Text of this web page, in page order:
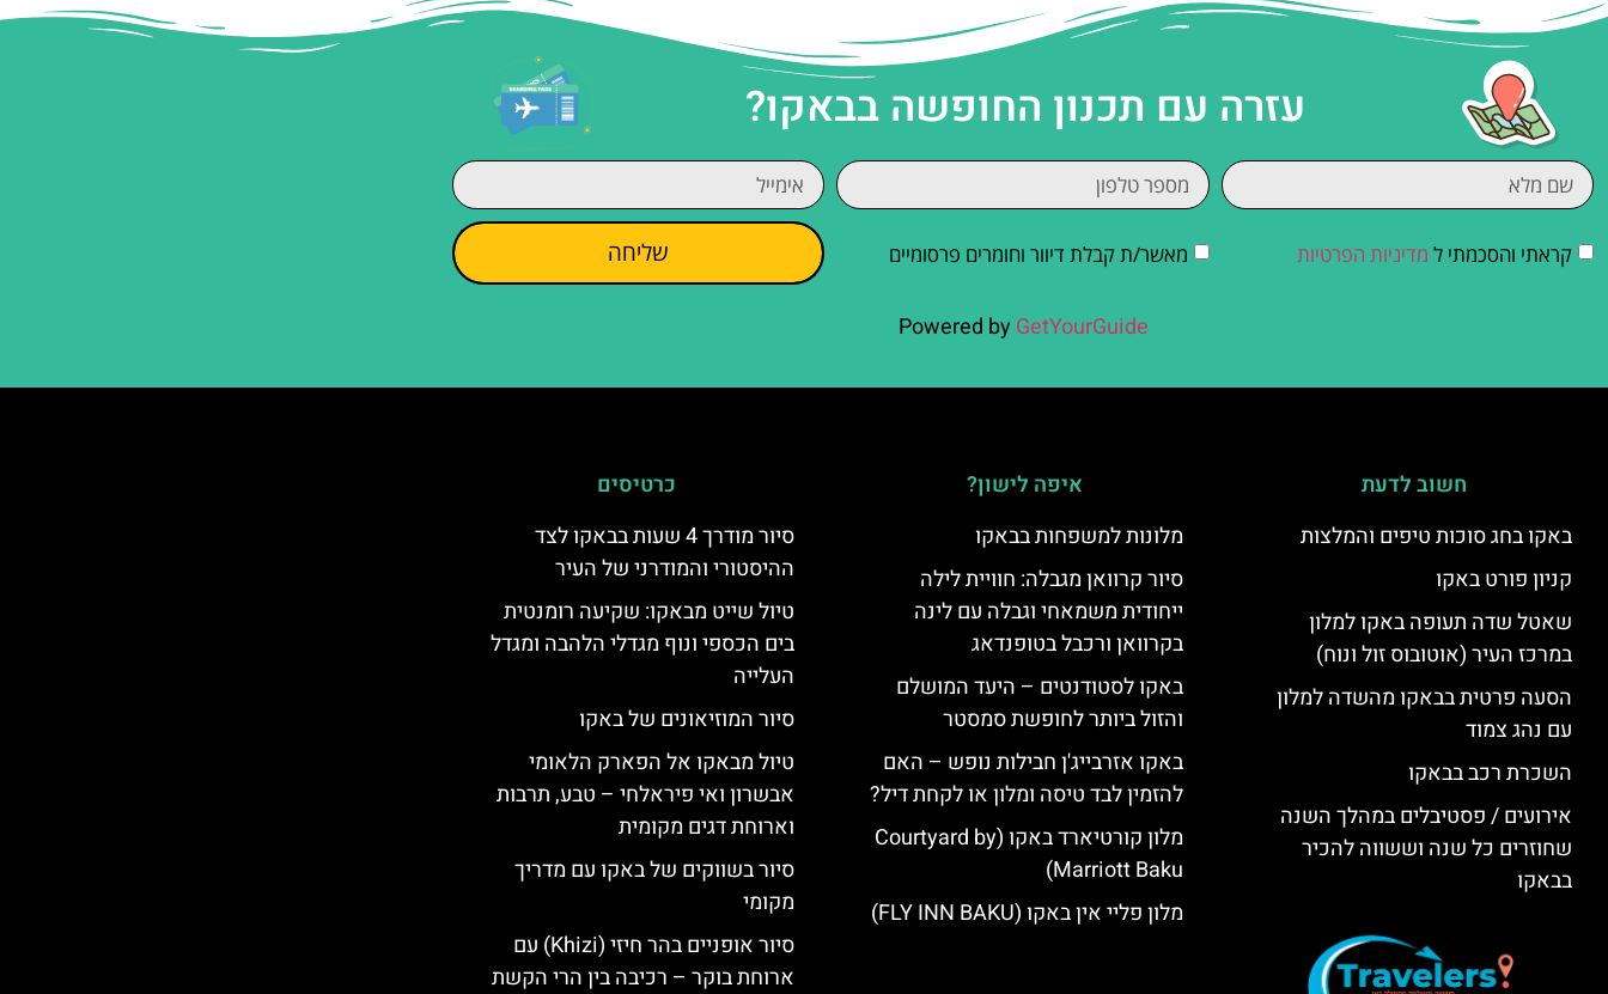
עזרה עם תכנון החופשה בבאקו?
קראתי והסכמתי ל מדיניות הפרטיות מאשר/ת קבלת דיוור וחומרים פרסומיים שליחה
Powered by GetYourGuide
חשוב לדעת
באקו בחג סוכות טיפים והמלצות
קניון פורט באקו
שאטל שדה תעופה באקו למלון
במרכז העיר (אוטובוס זול ונוח)
הסעה פרטית בבאקו מהשדה למלון
עם נהג צמוד
השכרת רכב בבאקו
אירועים / פסטיבלים במהלך השנה
שחוזרים כל שנה וששווה להכיר
בבאקו
איפה לישון?
מלונות למשפחות בבאקו
סיור קרוואן מגבלה: חוויית לילה
ייחודית משמאחי וגבלה עם לינה
בקרוואן ורכבל בטופנדאג
באקו לסטודנטים – היעד המושלם
והזול ביותר לחופשת סמסטר
באקו אזרבייג'ן חבילות נופש – האם
להזמין לבד טיסה ומלון או לקחת דיל?
מלון קורטיארד באקו (Courtyard by
Marriott Baku)
מלון פליי אין באקו (FLY INN BAKU)
כרטיסים
סיור מודרך 4 שעות בבאקו לצד
ההיסטורי והמודרני של העיר
טיול שייט מבאקו: שקיעה רומנטית
בים הכספי ונוף מגדלי הלהבה ומגדל
העלייה
סיור המוזיאונים של באקו
טיול מבאקו אל הפארק הלאומי
אבשרון ואי פיראלחי – טבע, תרבות
וארוחת דגים מקומית
סיור בשווקים של באקו עם מדריך
מקומי
סיור אופניים בהר חיזי (Khizi) עם
ארוחת בוקר – רכיבה בין הרי הקשת